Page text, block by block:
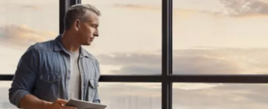
Services
Notre société
Presse et médias
Nous contacter
Transition énergétique
Votre garage